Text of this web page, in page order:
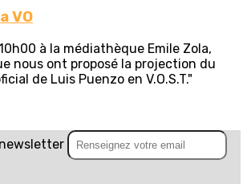
VO
à la médiathèque Emile Zola,
nous ont proposé la projection du
de Luis Puenzo en V.O.S.T."